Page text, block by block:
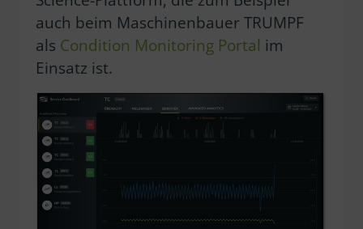
auch beim Maschinenbauer TRUMPF
als Condition Monitoring Portal im
Einsatz ist.